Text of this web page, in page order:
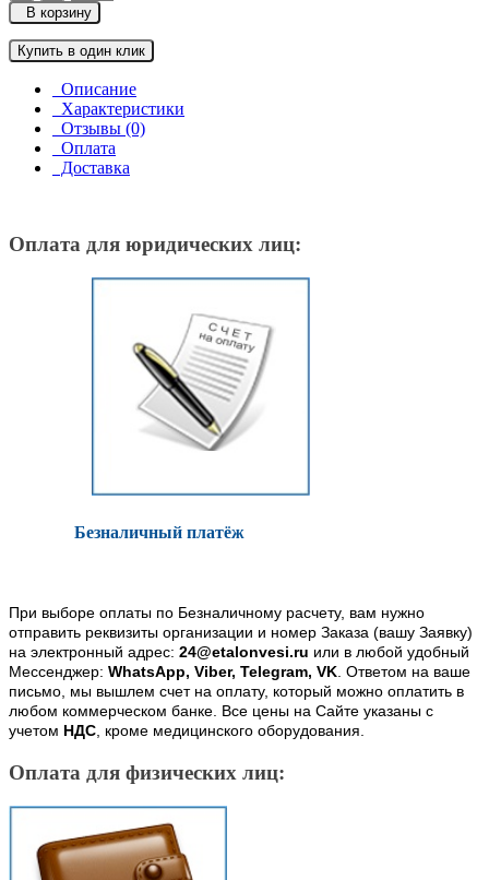
В корзину
Купить в один клик
Описание
Характеристики
Отзывы (0)
Оплата
Доставка
Оплата для юридических лиц:
Безналичный платёж
При выборе оплаты по Безналичному расчету, вам нужно
отправить реквизиты организации и номер Заказа (вашу Заявку)
на электронный адрес: 24@etalonvesi.ru или в любой удобный
Мессенджер: WhatsApp, Viber, Telegram, VK. Ответом на ваше
письмо, мы вышлем счет на оплату, который можно оплатить в
любом коммерческом банке. Все цены на Сайте указаны с
учетом НДС, кроме медицинского оборудования.
Оплата для физических лиц: